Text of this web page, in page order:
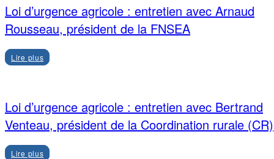
Loi d’urgence agricole : entretien avec Arnaud
Rousseau, président de la FNSEA
Lire plus
Loi d’urgence agricole : entretien avec Bertrand
Venteau, président de la Coordination rurale (CR)
Lire plus